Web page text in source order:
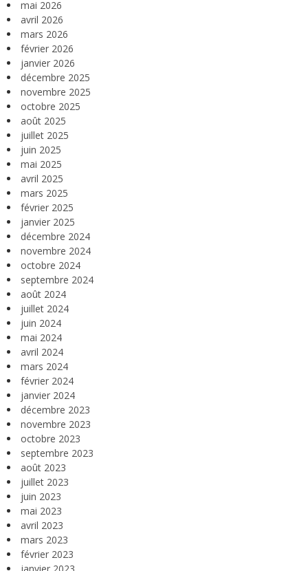
mai 2026
avril 2026
mars 2026
février 2026
janvier 2026
décembre 2025
novembre 2025
octobre 2025
août 2025
juillet 2025
juin 2025
mai 2025
avril 2025
mars 2025
février 2025
janvier 2025
décembre 2024
novembre 2024
octobre 2024
septembre 2024
août 2024
juillet 2024
juin 2024
mai 2024
avril 2024
mars 2024
février 2024
janvier 2024
décembre 2023
novembre 2023
octobre 2023
septembre 2023
août 2023
juillet 2023
juin 2023
mai 2023
avril 2023
mars 2023
février 2023